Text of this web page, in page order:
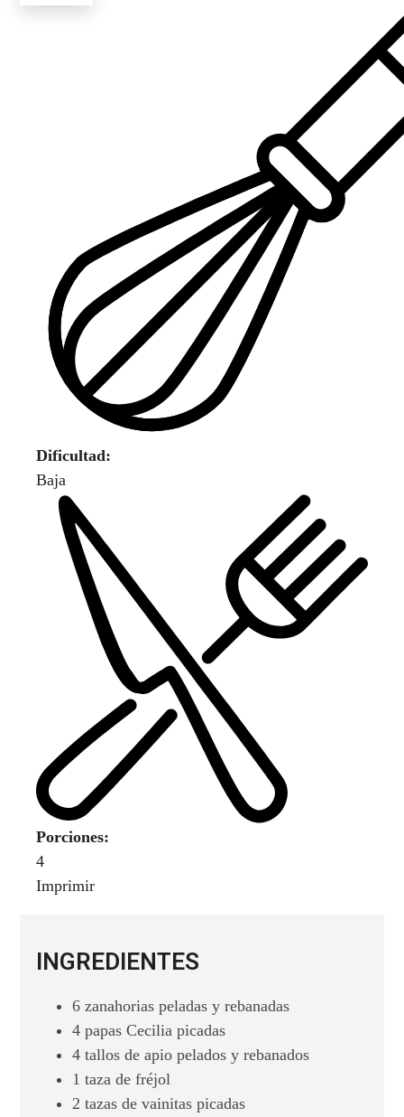
Dificultad:
Baja
Porciones:
4
Imprimir
INGREDIENTES
6 zanahorias peladas y rebanadas
4 papas Cecilia picadas
4 tallos de apio pelados y rebanados
1 taza de fréjol
2 tazas de vainitas picadas